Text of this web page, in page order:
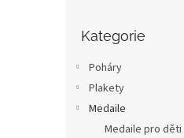
kategorie
Kategorie
Poháry
Plakety
Medaile
Medaile pro děti